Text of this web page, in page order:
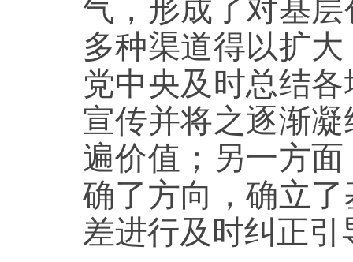
气，形成了对基
多种渠道得以扩
党中央及时总结
宣传并将之逐渐
遍价值；另一方
确了方向，确立
差进行及时纠正引